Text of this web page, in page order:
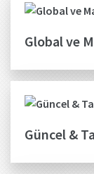
Global ve
Güncel &